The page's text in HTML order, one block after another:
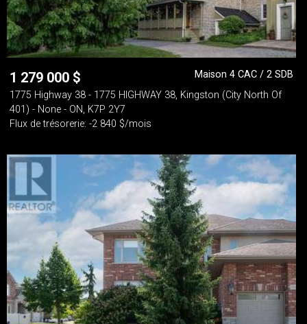
1 279 000 $
Maison 4 CAC / 2 SDB
1775 Highway 38 - 1775 HIGHWAY 38, Kingston (City North Of
401) - None - ON, K7P 2Y7
Flux de trésorerie: -2 840 $/mois